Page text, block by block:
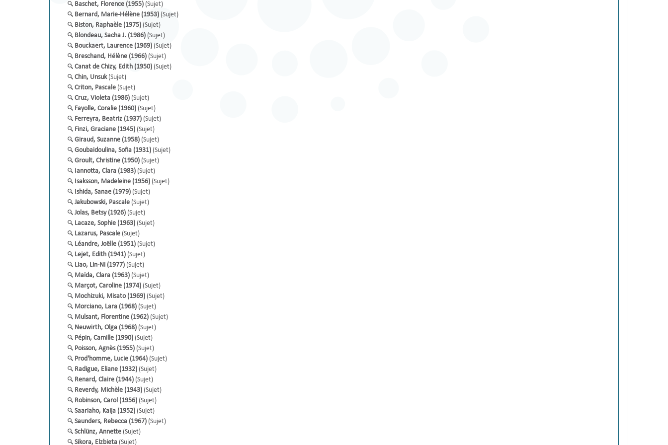
Baschet, Florence (1955) (Sujet)
Bernard, Marie-Hélène (1953) (Sujet)
Biston, Raphaèle (1975) (Sujet)
Blondeau, Sacha J. (1986) (Sujet)
Bouckaert, Laurence (1969) (Sujet)
Breschand, Hélène (1966) (Sujet)
Canat de Chizy, Edith (1950) (Sujet)
Chin, Unsuk (Sujet)
Criton, Pascale (Sujet)
Cruz, Violeta (1986) (Sujet)
Fayolle, Coralie (1960) (Sujet)
Ferreyra, Beatriz (1937) (Sujet)
Finzi, Graciane (1945) (Sujet)
Giraud, Suzanne (1958) (Sujet)
Goubaidoulina, Sofia (1931) (Sujet)
Groult, Christine (1950) (Sujet)
Iannotta, Clara (1983) (Sujet)
Isaksson, Madeleine (1956) (Sujet)
Ishida, Sanae (1979) (Sujet)
Jakubowski, Pascale (Sujet)
Jolas, Betsy (1926) (Sujet)
Lacaze, Sophie (1963) (Sujet)
Lazarus, Pascale (Sujet)
Léandre, Joëlle (1951) (Sujet)
Lejet, Edith (1941) (Sujet)
Liao, Lin-Ni (1977) (Sujet)
Maïda, Clara (1963) (Sujet)
Marçot, Caroline (1974) (Sujet)
Mochizuki, Misato (1969) (Sujet)
Morciano, Lara (1968) (Sujet)
Mulsant, Florentine (1962) (Sujet)
Neuwirth, Olga (1968) (Sujet)
Pépin, Camille (1990) (Sujet)
Poisson, Agnès (1955) (Sujet)
Prod'homme, Lucie (1964) (Sujet)
Radigue, Eliane (1932) (Sujet)
Renard, Claire (1944) (Sujet)
Reverdy, Michèle (1943) (Sujet)
Robinson, Carol (1956) (Sujet)
Saariaho, Kaija (1952) (Sujet)
Saunders, Rebecca (1967) (Sujet)
Schlünz, Annette (Sujet)
Sikora, Elzbieta (Sujet)